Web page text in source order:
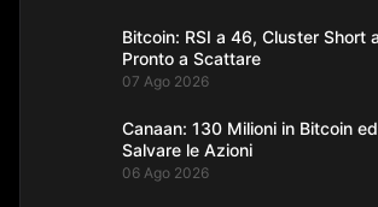
Bitcoin: RSI a 46, Cluster Short
Pronto a Scattare
07 Ago 2026
Canaan: 130 Milioni in Bitcoin
Salvare le Azioni
06 Ago 2026